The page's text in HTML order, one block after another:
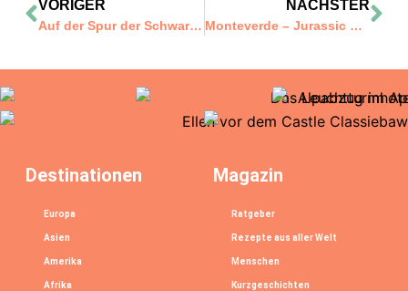
VORIGER
Auf der Spur der Schwarzwaldjuwelen im Zweitälerland
NÄCHSTER
Monteverde – Jurassic Park Feeling im Nebelwald
Destinationen
Europa
Asien
Amerika
Afrika
Magazin
Ratgeber
Rezepte aus aller Welt
Menschen
Kurzgeschichten